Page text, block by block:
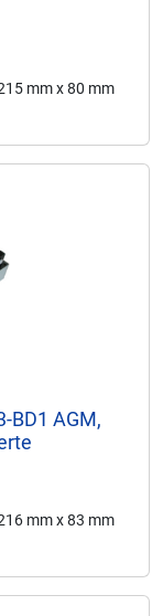
mm x 80 mm
BD1 AGM,
mm x 83 mm